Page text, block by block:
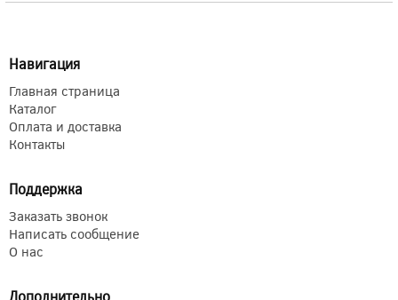
Навигация
Главная страница
Каталог
Оплата и доставка
Контакты
Поддержка
Заказать звонок
Написать сообщение
О нас
Дополнительно